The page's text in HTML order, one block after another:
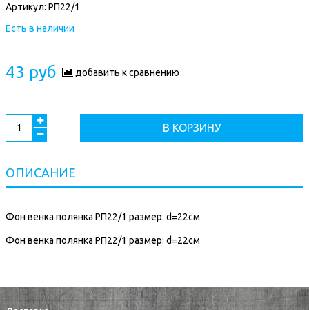
Артикул: РП22/1
Есть в наличии
43 руб добавить к сравнению
В КОРЗИНУ
ОПИСАНИЕ
Фон венка полянка РП22/1 размер: d=22см
Фон венка полянка РП22/1 размер: d=22см